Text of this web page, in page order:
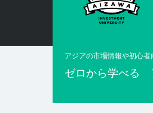
アジアの市場情報や初心
ゼロから学べる